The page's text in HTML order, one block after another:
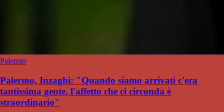
Palermo
Palermo, Inzaghi: "Quando siamo arrivati c'era
tantissima gente, l'affetto che ci circonda è
straordinario"